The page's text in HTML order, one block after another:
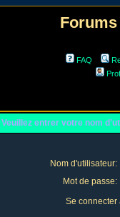
FAQ
Veuillez entrer votre nom
Nom d'utilisateur:
Mot de passe:
Se connecter